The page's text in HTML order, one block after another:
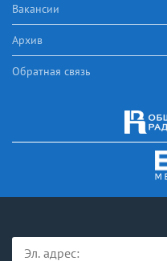
Вакансии
Архив
Обратная связь